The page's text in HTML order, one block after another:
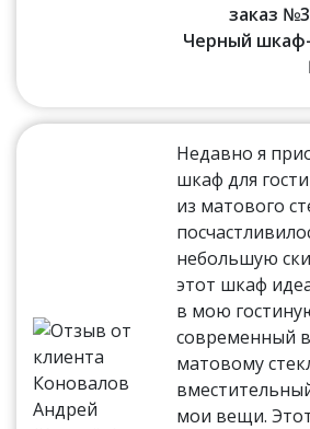
заказ
Черный
Недавно я
шкаф для
из матового
небольшую
этот шкаф
в мою
современный
матовому
мои вещи.